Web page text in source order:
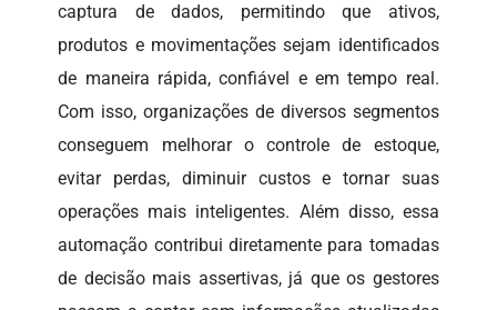
captura de dados, permitindo que ativos,
produtos e movimentações sejam identificados
de maneira rápida, confiável e em tempo real.
Com isso, organizações de diversos segmentos
conseguem melhorar o controle de estoque,
evitar perdas, diminuir custos e tornar suas
operações mais inteligentes. Além disso, essa
automação contribui diretamente para tomadas
de decisão mais assertivas, já que os gestores